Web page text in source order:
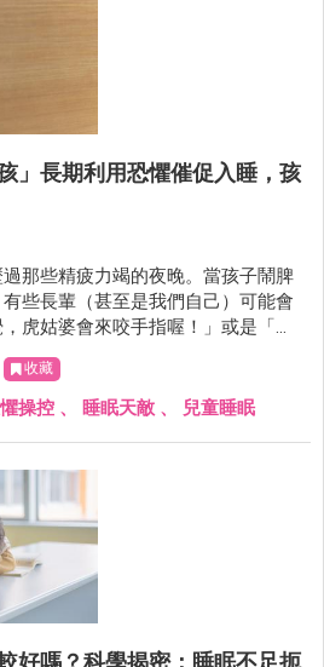
」長期利用恐懼催促入睡，孩
那些精疲力竭的夜晚。當孩子鬧脾
些長輩（甚至是我們自己）可能會
虎姑婆會來咬手指喔！」或是「小
走。」
收藏
操控 、 睡眠天敵 、 兒童睡眠
好嗎？科學揭密：睡眠不足扼